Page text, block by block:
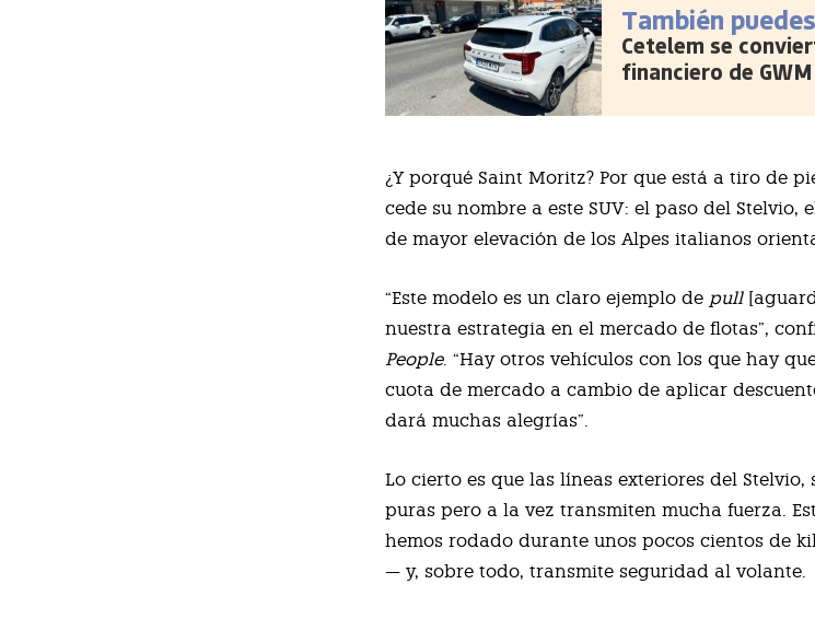
También
Cetelem se
financiero de
¿Y porqué Saint Moritz? Por que está a tiro de
cede su nombre a este SUV: el paso del
de mayor elevación de los Alpes italianos
“Este modelo es un claro ejemplo de pull
nuestra estrategia en el mercado de flotas”,
People. “Hay otros vehículos con los que hay
cuota de mercado a cambio de aplicar
dará muchas alegrías”.
Lo cierto es que las líneas exteriores del
puras pero a la vez transmiten mucha fuerza.
hemos rodado durante unos pocos cientos de
— y, sobre todo, transmite seguridad al volante.